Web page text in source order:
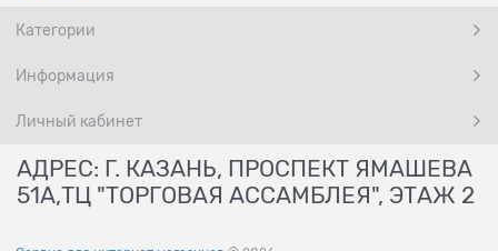
Категории
Информация
Личный кабинет
АДРЕС: Г. КАЗАНЬ, ПРОСПЕКТ ЯМАШЕВА
51А,ТЦ "ТОРГОВАЯ АССАМБЛЕЯ", ЭТАЖ 2